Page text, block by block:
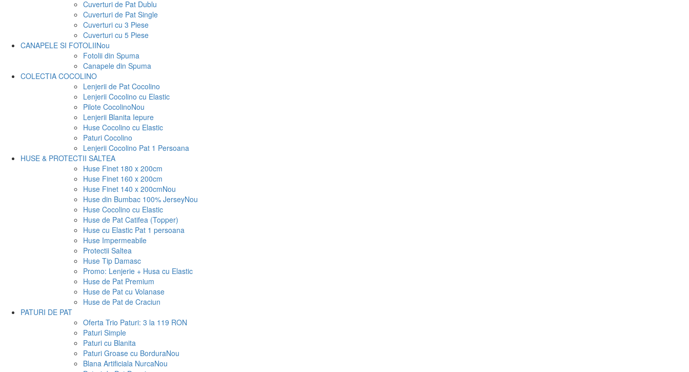
Cuverturi de Pat Dublu
Cuverturi de Pat Single
Cuverturi cu 3 Piese
Cuverturi cu 5 Piese
CANAPELE SI FOTOLIINou
Fotolii din Spuma
Canapele din Spuma
COLECTIA COCOLINO
Lenjerii de Pat Cocolino
Lenjerii Cocolino cu Elastic
Pilote CocolinoNou
Lenjerii Blanita Iepure
Huse Cocolino cu Elastic
Paturi Cocolino
Lenjerii Cocolino Pat 1 Persoana
HUSE & PROTECTII SALTEA
Huse Finet 180 x 200cm
Huse Finet 160 x 200cm
Huse Finet 140 x 200cmNou
Huse din Bumbac 100% JerseyNou
Huse Cocolino cu Elastic
Huse de Pat Catifea (Topper)
Huse cu Elastic Pat 1 persoana
Huse Impermeabile
Protectii Saltea
Huse Tip Damasc
Promo: Lenjerie + Husa cu Elastic
Huse de Pat Premium
Huse de Pat cu Volanase
Huse de Pat de Craciun
PATURI DE PAT
Oferta Trio Paturi: 3 la 119 RON
Paturi Simple
Paturi cu Blanita
Paturi Groase cu BorduraNou
Blana Artificiala NurcaNou